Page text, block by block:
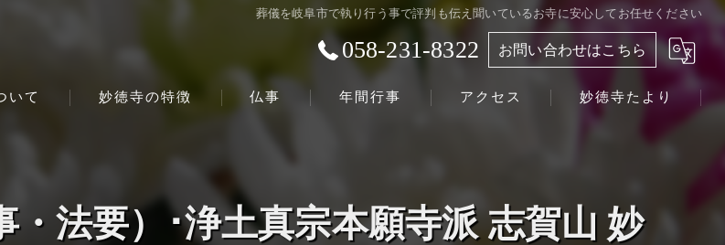
葬儀を岐阜市で執り行う事で評判も伝え聞いているお寺に安心してお任せください
058-231-8322 お問い合わせはこちら
いて 妙徳寺の特徴 仏事 年間行事 アクセス 妙徳寺たより
法要）･浄土真宗本願寺派 志賀山 妙